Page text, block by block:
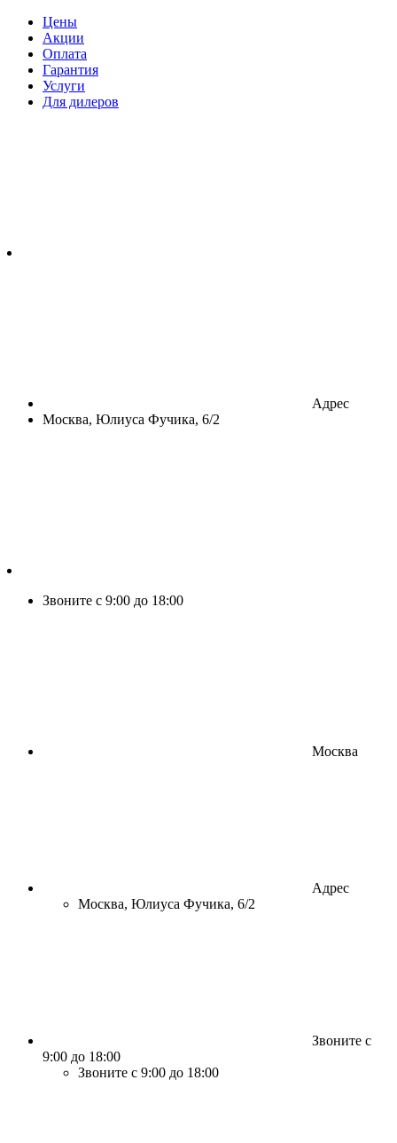
Цены
Акции
Оплата
Гарантия
Услуги
Для дилеров
Адрес
Москва, Юлиуса Фучика, 6/2
Звоните с 9:00 до 18:00
Москва
Адрес
Москва, Юлиуса Фучика, 6/2
Звоните с
9:00 до 18:00
Звоните с 9:00 до 18:00